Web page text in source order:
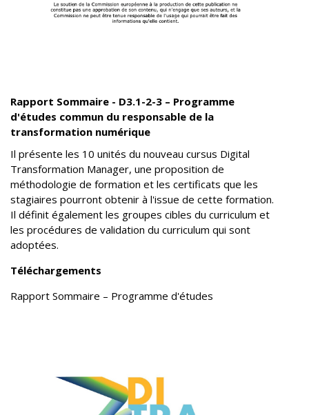
Rapport Sommaire - D3.1-2-3 – Programme
d'études commun du responsable de la
transformation numérique
Il présente les 10 unités du nouveau cursus Digital
Transformation Manager, une proposition de
méthodologie de formation et les certificats que les
stagiaires pourront obtenir à l'issue de cette formation.
Il définit également les groupes cibles du curriculum et
les procédures de validation du curriculum qui sont
adoptées.
Téléchargements
Rapport Sommaire – Programme d'études